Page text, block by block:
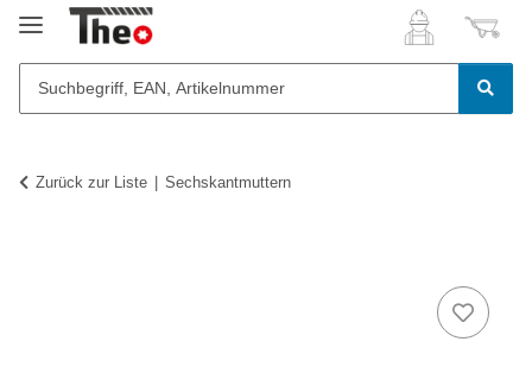
Zurück zur Liste Sechskantmuttern